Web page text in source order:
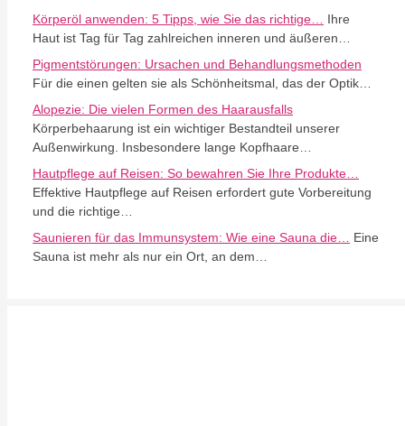
Körperöl anwenden: 5 Tipps, wie Sie das richtige…
Ihre
Haut ist Tag für Tag zahlreichen inneren und äußeren…
Pigmentstörungen: Ursachen und Behandlungsmethoden
Für die einen gelten sie als Schönheitsmal, das der Optik…
Alopezie: Die vielen Formen des Haarausfalls
Körperbehaarung ist ein wichtiger Bestandteil unserer
Außenwirkung. Insbesondere lange Kopfhaare…
Hautpflege auf Reisen: So bewahren Sie Ihre Produkte…
Effektive Hautpflege auf Reisen erfordert gute Vorbereitung
und die richtige…
Saunieren für das Immunsystem: Wie eine Sauna die…
Eine
Sauna ist mehr als nur ein Ort, an dem…